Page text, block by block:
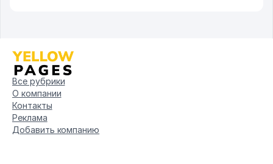
Все рубрики
О компании
Контакты
Реклама
Добавить компанию